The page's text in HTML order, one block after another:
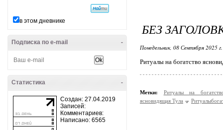
в этом дневнике
-
Подписка по e-mail
-
Статистика
Создан: 27.04.2019
Записей:
Комментариев:
Написано: 6565
БЕЗ
Понедельник, 08 Сентября 2025
Ритуалы на богатство
Метки:
Ритуалы на
ясновидящая Тула